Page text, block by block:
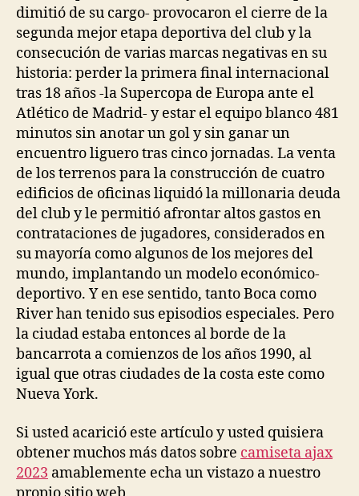
dimitió de su cargo- provocaron el cierre de la
segunda mejor etapa deportiva del club y la
consecución de varias marcas negativas en su
historia: perder la primera final internacional
tras 18 años -la Supercopa de Europa ante el
Atlético de Madrid- y estar el equipo blanco 481
minutos sin anotar un gol y sin ganar un
encuentro liguero tras cinco jornadas. La venta
de los terrenos para la construcción de cuatro
edificios de oficinas liquidó la millonaria deuda
del club y le permitió afrontar altos gastos en
contrataciones de jugadores, considerados en
su mayoría como algunos de los mejores del
mundo, implantando un modelo económico-
deportivo. Y en ese sentido, tanto Boca como
River han tenido sus episodios especiales. Pero
la ciudad estaba entonces al borde de la
bancarrota a comienzos de los años 1990, al
igual que otras ciudades de la costa este como
Nueva York.
Si usted acarició este artículo y usted quisiera
obtener muchos más datos sobre camiseta ajax
2023 amablemente echa un vistazo a nuestro